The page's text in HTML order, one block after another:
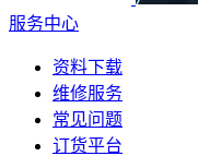
服务中心
资料下载
维修服务
常见问题
订货平台